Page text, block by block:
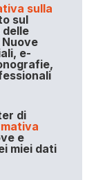
sulla
sul
e-
di
e
miei dati